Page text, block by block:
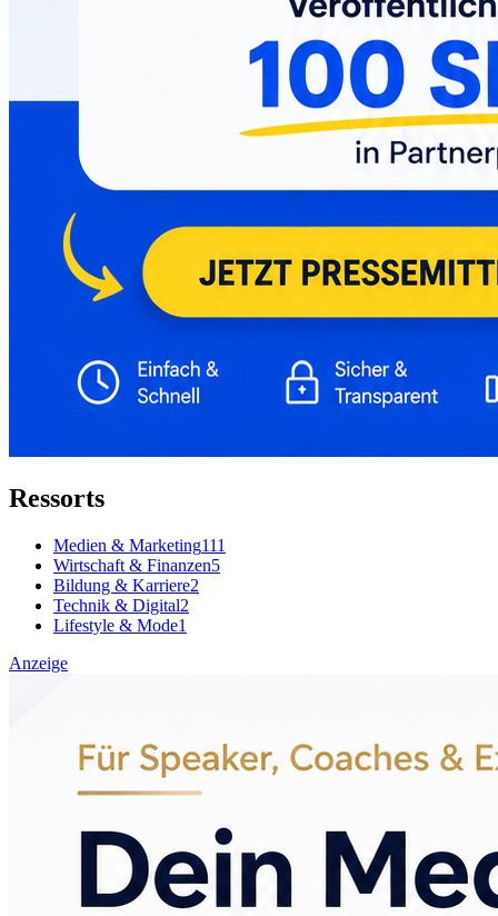
Ressorts
Medien & Marketing111
Wirtschaft & Finanzen5
Bildung & Karriere2
Technik & Digital2
Lifestyle & Mode1
Anzeige